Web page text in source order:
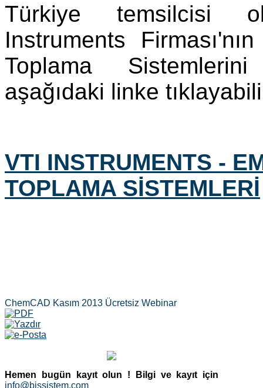
Türkiye temsilcisi
Instruments
Toplama
aşağıdaki linke
VTI INSTRUMENTS -
TOPLAMA SİSTEMLERİ
ChemCAD Kasım 2013 Ücretsiz Webinar
Hemen bugün kayıt olun !
Bilgi ve kayıt için
info@bissistem.com